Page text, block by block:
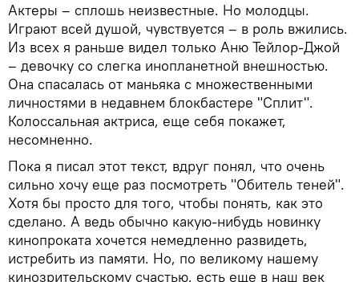
Актеры – сплошь неизвестные. Но молодцы.
Играют всей душой, чувствуется – в роль вжились.
Из всех я раньше видел только Аню Тейлор-Джой
– девочку со слегка инопланетной внешностью.
Она спасалась от маньяка с множественными
личностями в недавнем блокбастере "Сплит".
Колоссальная актриса, еще себя покажет,
несомненно.
Пока я писал этот текст, вдруг понял, что очень
сильно хочу еще раз посмотреть "Обитель теней".
Хотя бы просто для того, чтобы понять, как это
сделано. А ведь обычно какую-нибудь новинку
кинопроката хочется немедленно развидеть,
истребить из памяти. Но, по великому нашему
кинозрительскому счастью, есть еще в наш век